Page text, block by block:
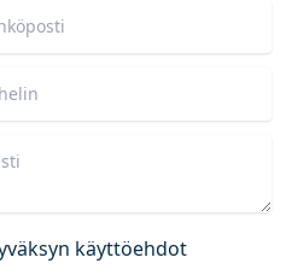
käyttöehdot